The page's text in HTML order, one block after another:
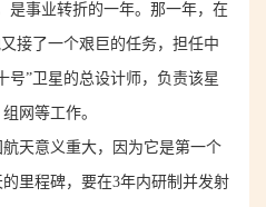
事业转折的一年。那一年， 在
又接了一个艰巨的任务，担任中
号” 卫星的总设计师，负责该星
网等工作。
航天意义重大，因为它是第一个
的里程碑，要在3年内研制并发射